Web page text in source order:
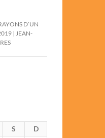
D’UN
JEAN-
S
D